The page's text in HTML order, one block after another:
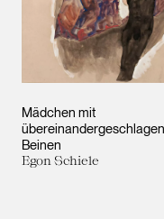
Mädchen mit
Beinen
Egon Schiele